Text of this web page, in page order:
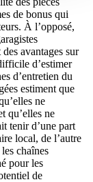
de bonus qui
À l’opposé,
avantages sur
d’estimer
d’entretien du
estiment que
ne
qu’elles ne
tenir d’une part
local, de l’autre
chaînes
pour les
de